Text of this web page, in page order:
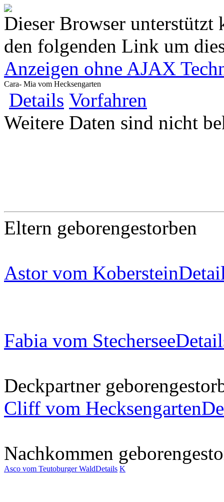
Dieser Browser
den folgenden Link um
Anzeigen ohne AJAX
Cara- Mia vom Hecksengarten
Details Vorfahren
Weitere Daten sind nicht
Eltern geborengestorben
Astor vom Koberstein
Fabia vom Stechersee
Deckpartner geboren
Cliff vom Hecksengarten
Nachkommen geboren
Asco vom Teutoburger WaldDetails K